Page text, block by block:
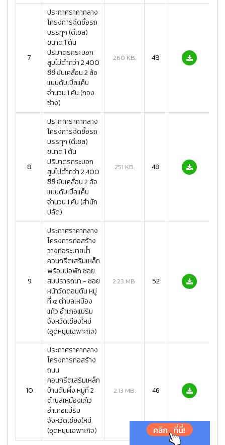
7
ประกาศราคากลาง
โครงการจัดซื้อรถ
บรรทุก (ดีเซล)
ขนาด 1 ตัน
ปริมาตรกระบอก
สูบไม่ต่ำกว่า 2,400
ซีซี ขับเคลื่อน 2 ล้อ
แบบดับเบิ้ลแค็บ
จำนวน 1 คัน (กอง
ช่าง)
260 KB. 48
8
ประกาศราคากลาง
โครงการจัดซื้อรถ
บรรทุก (ดีเซล)
ขนาด 1 ตัน
ปริมาตรกระบอก
สูบไม่ต่ำกว่า 2,400
ซีซี ขับเคลื่อน 2 ล้อ
แบบดับเบิ้ลแค็บ
จำนวน 1 คัน (สำนัก
ปลัด)
251 KB. 48
9
ประกาศราคากลาง
โครงการก่อสร้าง
วางท่อระบายน้ำ
คอนกรีตเสริมเหล็ก
พร้อมบ่อพัก ซอย
สมปรารถนา - ซอย
หน้าวัดดอนตัน หมู่
ที่ ๔ ตำบลเหมือง
แก้ว อำเภอแม่ริม
จังหวัดเชียงใหม่
(อุดหนุนเฉพาะกิจ)
2.23 MB. 52
10
ประกาศราคากลาง
โครงการก่อสร้าง
ถนน
คอนกรีตเสริมเหล็ก
บ้านต้นผึ้ง หมู่ที่ 2
ตำบลเหมืองแก้ว
อำเภอแม่ริม
จังหวัดเชียงใหม่
(อุดหนุนเฉพาะกิจ)
2.13 MB. 46